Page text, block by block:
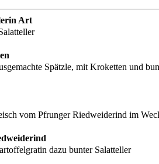
Art
Spätzle, mit Kroketten und
vom Pfrunger Riedweiderind im
dazu bunter Salatteller